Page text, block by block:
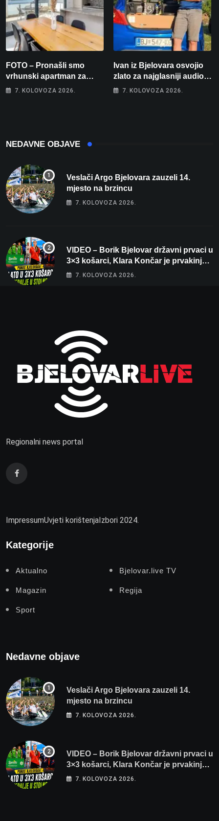
FOTO – Pronašli smo
vrhunski apartman za
odmor: Pogled na more, tri
7. KOLOVOZA 2026.
Ivan iz Bjelovara osvojio
zlato za najglasniji audio
sustav i srušio osobni
7. KOLOVOZA 2026.
NEDAVNE OBJAVE
Veslači Argo Bjelovara zauzeli 14.
mjesto na brzincu
7. KOLOVOZA 2026.
VIDEO – Borik Bjelovar državni prvaci u
3×3 košarci, Klara Končar je prvakinja
Hrvatske u stolnom tenisu!
7. KOLOVOZA 2026.
Regionalni news portal
ImpressumUvjeti korištenjaIzbori 2024.
Kategorije
Aktualno Bjelovar.live TV
Magazin Regija
Sport
Nedavne objave
Veslači Argo Bjelovara zauzeli 14.
mjesto na brzincu
7. KOLOVOZA 2026.
VIDEO – Borik Bjelovar državni prvaci u
3×3 košarci, Klara Končar je prvakinja
Hrvatske u stolnom tenisu!
7. KOLOVOZA 2026.